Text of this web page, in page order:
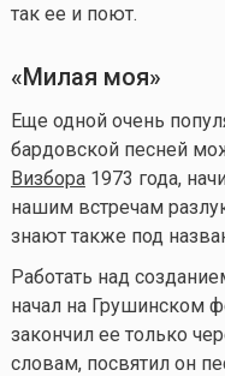
так ее и поют.
«Милая моя»
Еще одной очень
бардовской песней
Визбора1973 года,
нашим встречам
знают также под
Работать над
начал на Грушинском
закончил ее только
словам, посвятил он